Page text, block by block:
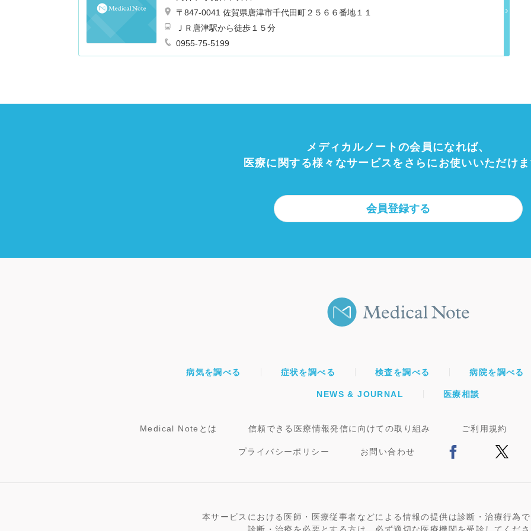
〒847-0041 佐賀県唐津市千代田町２５６６番地１１
ＪＲ唐津駅から徒歩１５分
0955-75-5199
メディカルノートの会員になれば、
医療に関する様々なサービスをさらにお使いいただけ
会員登録する
病気を調べる 症状を調べる 検査を調べる 病院を調べる
NEWS & JOURNAL 医療相談
Medical Noteとは 信頼できる医療情報発信に向けての取り組み ご利用規約
プライバシーポリシー お問い合わせ
本サービスにおける医師・医療従事者などによる情報の提供は診断・治療行為